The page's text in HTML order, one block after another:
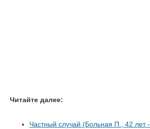
Читайте далее:
Частный случай (Больная П., 42 лет -